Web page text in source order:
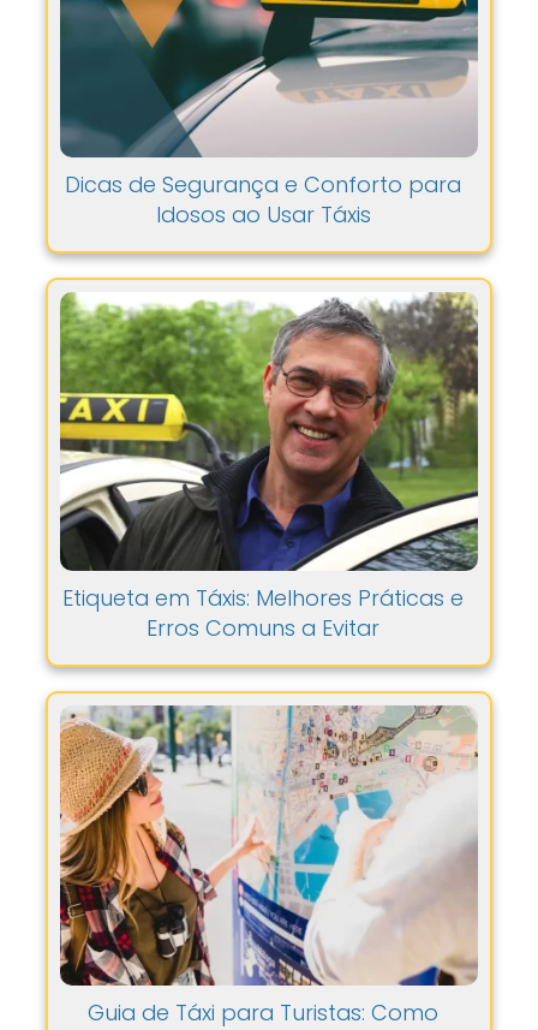
Dicas de Segurança e Conforto para
Idosos ao Usar Táxis
Etiqueta em Táxis: Melhores Práticas e
Erros Comuns a Evitar
Guia de Táxi para Turistas: Como